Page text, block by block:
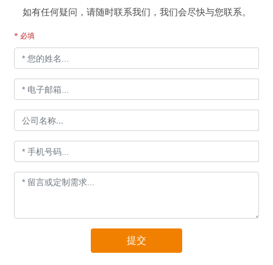
如有任何疑问，请随时联系我们，我们会尽快与您联系。
* 必填
提交